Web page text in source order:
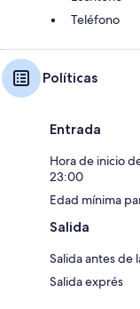
Teléfono
Políticas
Entrada
Hora de inicio
23:00
Edad mínima
Salida
Salida antes de
Salida exprés